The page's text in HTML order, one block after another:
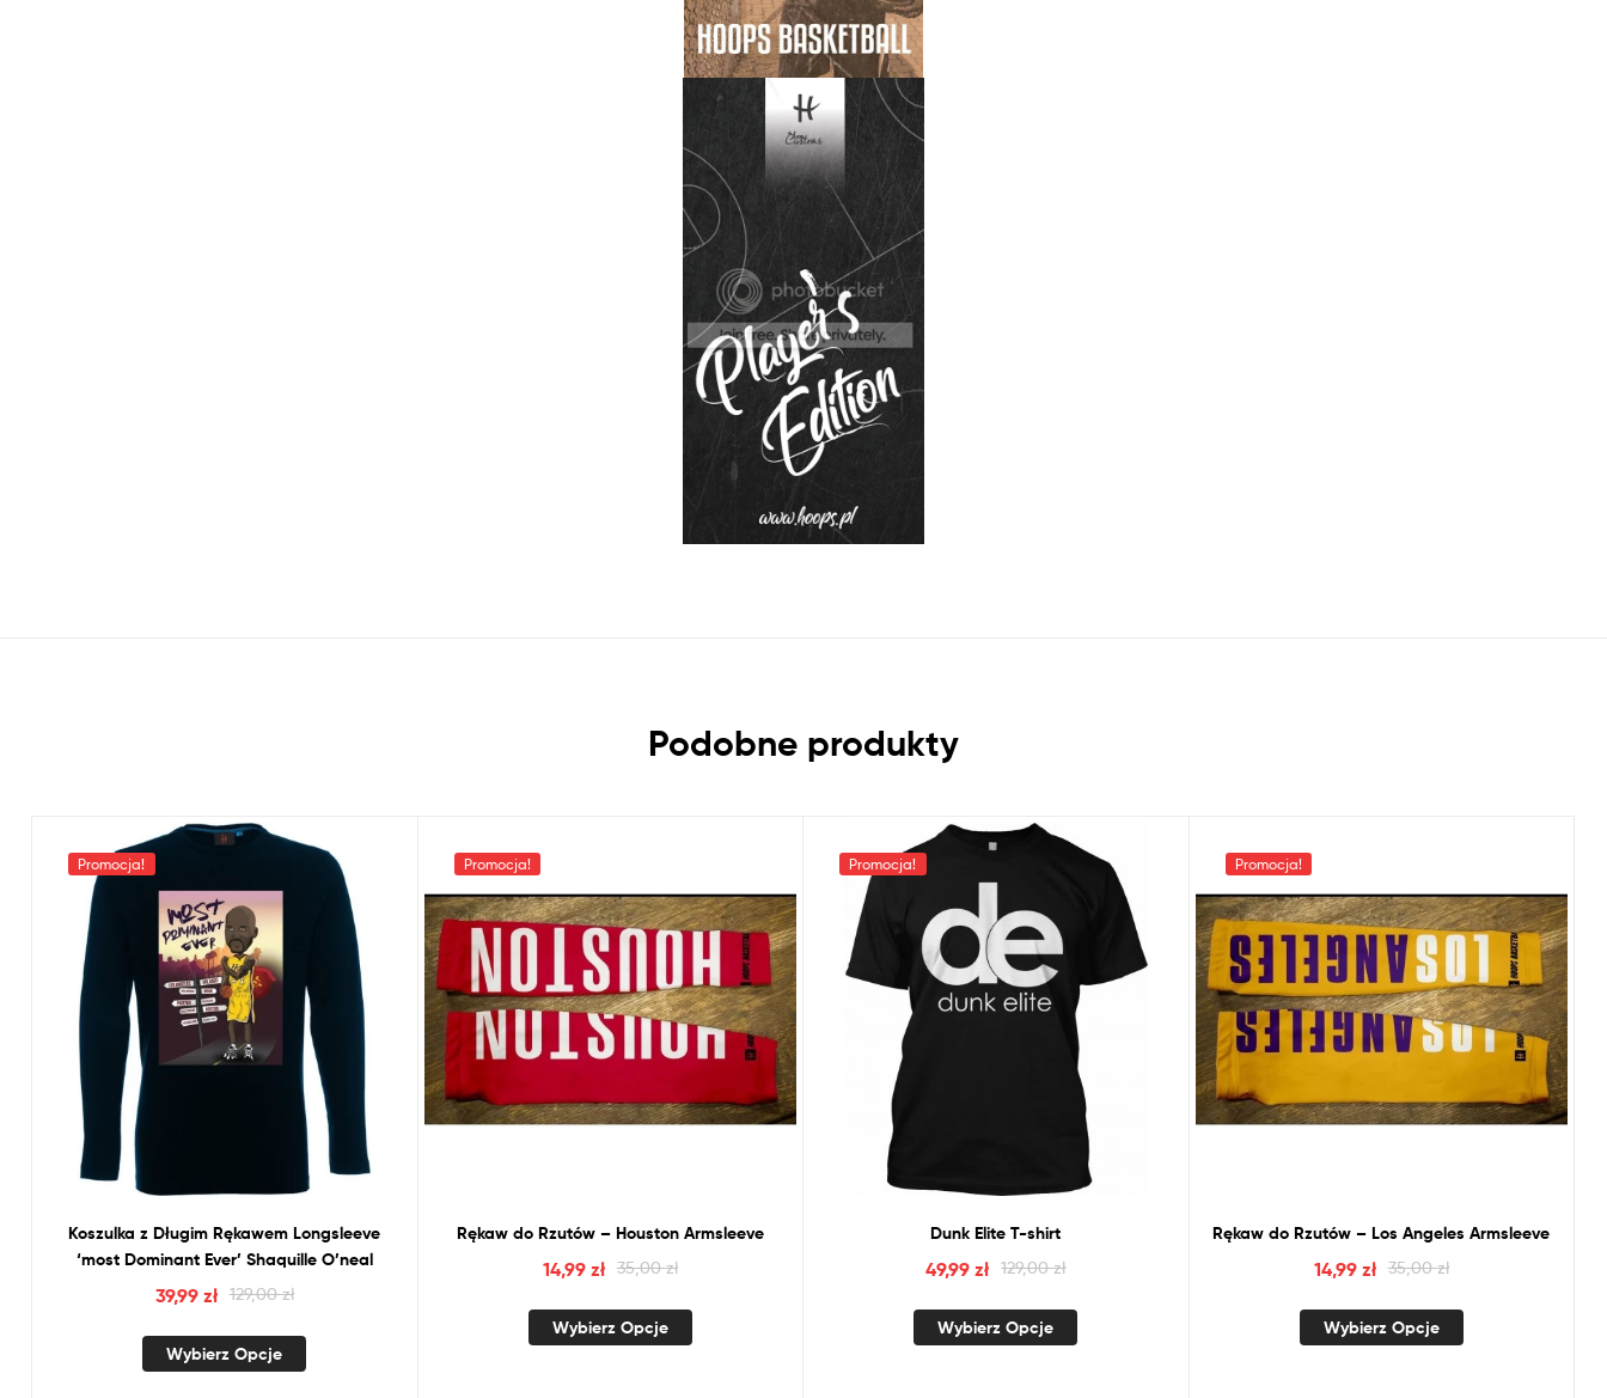
Podobne produkty
Promocja!
Koszulkaz Długim Rękawem Longsleeve
‘most Dominant Ever’ Shaquille O’neal
129,00zł
39,99 zł
Wybierz Opcje
Promocja!
Rękaw doRzutów – Houston Armsleeve
35,00zł
14,99 zł
Wybierz Opcje
Promocja!
Dunk Elite T-shirt
129,00zł
49,99zł
Wybierz Opcje
Promocja!
Rękawdo Rzutów – Los Angeles Armsleeve
35,00zł
14,99 zł
Wybierz Opcje